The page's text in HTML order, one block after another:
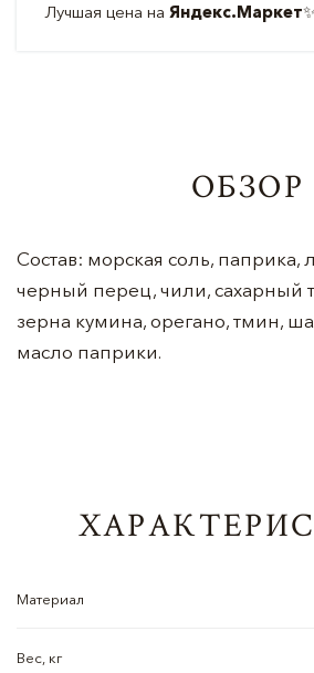
Лучшая цена на Яндекс.Маркет
ОБЗОР
Состав: морская соль, паприка,
черный перец, чили, сахарный
зерна кумина, орегано, тмин,
масло паприки.
Материал
Вес, кг